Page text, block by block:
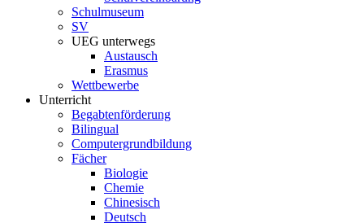
Schulmuseum
SV
UEG unterwegs
Austausch
Erasmus
Wettbewerbe
Unterricht
Begabtenförderung
Bilingual
Computergrundbildung
Fächer
Biologie
Chemie
Chinesisch
Deutsch